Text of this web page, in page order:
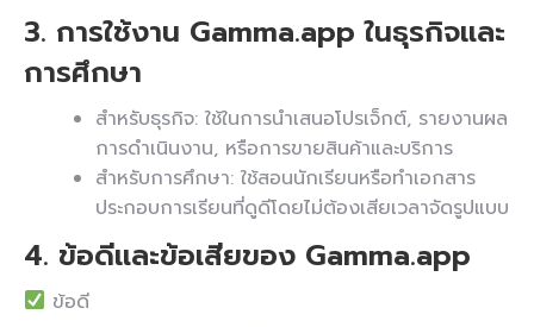
3. การใช้งาน Gamma.app ในธุรกิจและ
การศึกษา
สำหรับธุรกิจ: ใช้ในการนำเสนอโปรเจ็กต์, รายงานผล
การดำเนินงาน, หรือการขายสินค้าและบริการ
สำหรับการศึกษา: ใช้สอนนักเรียนหรือทำเอกสาร
ประกอบการเรียนที่ดูดีโดยไม่ต้องเสียเวลาจัดรูปแบบ
4. ข้อดีและข้อเสียของ Gamma.app
ข้อดี